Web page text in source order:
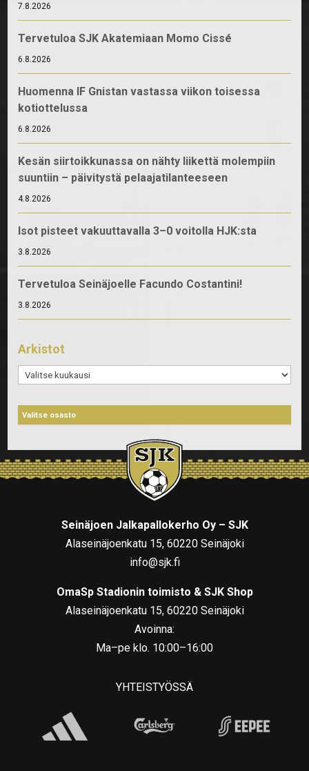
7.8.2026
Tervetuloa SJK Akatemiaan Momo Cissé
6.8.2026
Huomenna IF Gnistan vastassa viikon toisessa
kotiottelussa
6.8.2026
Kesän siirtoikkunassa on nähty liikettä molempiin
suuntiin – päivitystä pelaajatilanteeseen
4.8.2026
Isot pisteet vakuuttavalla 3–0 voitolla HJK:sta
3.8.2026
Tervetuloa Seinäjoelle Facundo Costantini!
3.8.2026
Arkistot
Arkistot
Seinäjoen Jalkapallokerho Oy – SJK
Alaseinäjoenkatu 15, 60220 Seinäjoki
info@sjk.fi
OmaSp Stadionin toimisto & SJK Shop
Alaseinäjoenkatu 15, 60220 Seinäjoki
Avoinna:
Ma–pe klo. 10:00–16:00
YHTEISTYÖSSÄ